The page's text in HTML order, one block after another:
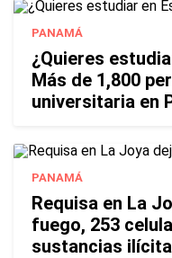
PANAMÁ
¿Quieres
Más de 1,800
universitaria en
PANAMÁ
Requisa en La
fuego, 253
sustancias